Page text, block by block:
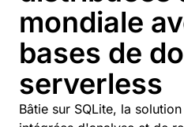
mondiale
bases de
serverless
Bâtie sur SQLite, la